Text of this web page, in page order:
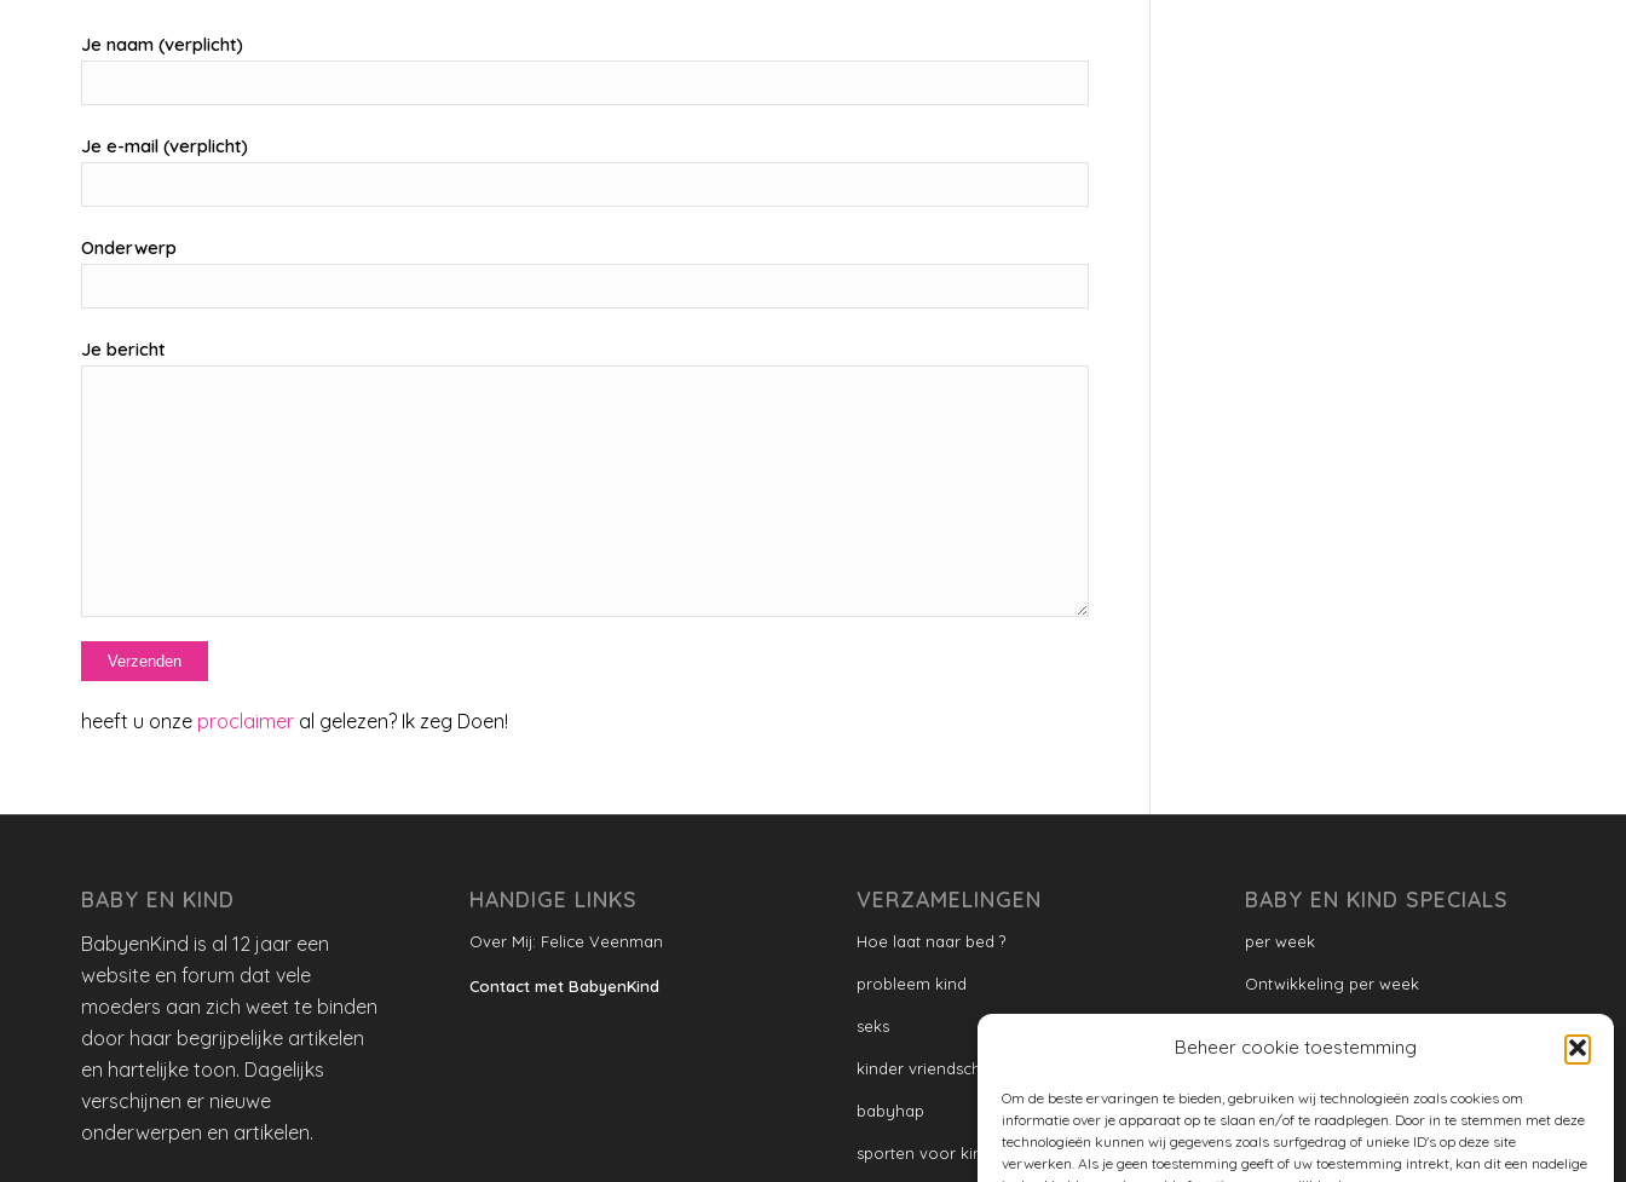
Beheer cookie toestemming
Om de beste ervaringen te bieden, gebruiken wij technologieën zoals cookies om
informatie over je apparaat op te slaan en/of te raadplegen. Door in te stemmen met deze
technologieën kunnen wij gegevens zoals surfgedrag of unieke ID's op deze site
verwerken. Als je geen toestemming geeft of uw toestemming intrekt, kan dit een nadelige
Je naam (verplicht)
Je e-mail (verplicht)
Onderwerp
Je bericht
heeft u onze proclaimer al gelezen? Ik zeg Doen!
BABY EN KIND
BabyenKind is al 12 jaar een
website en forum dat vele
moeders aan zich weet te binden
door haar begrijpelijke artikelen
en hartelijke toon. Dagelijks
verschijnen er nieuwe
onderwerpen en artikelen.
HANDIGE LINKS
Over Mij: Felice Veenman
Contact met BabyenKind
VERZAMELINGEN
Hoe laat naar bed ?
probleem kind
seks
kinder vriendschap
babyhap
sporten voor kinderen
BABY EN KIND SPECIALS
per week
Ontwikkeling per week
Ontwikkeling per maand
ontwikkeling per jaar